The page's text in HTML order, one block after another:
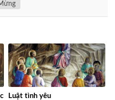
Luật tình yêu